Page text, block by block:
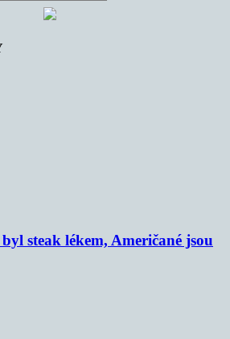
steak lékem, Američané jsou